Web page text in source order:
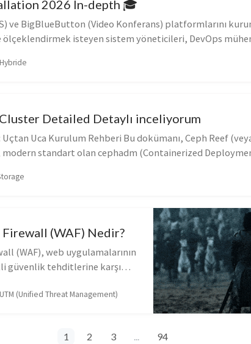
2026 In-depth 🎓
ve BigBlueButton (Video Konferans) platformlarını
isteyen sistem yöneticileri, DevOps
Hybride
Detailed Detaylı inceliyorum
Uca Kurulum Rehberi Bu dokümanı, Ceph Reef
standart olan cephadm (Containerized
(WAF) Nedir?
(WAF), web uygulamalarının
güvenlik tehditlerine karşı
şekilde çalışı...
UTM (Unified Threat Management)
1 2 3 ... 94